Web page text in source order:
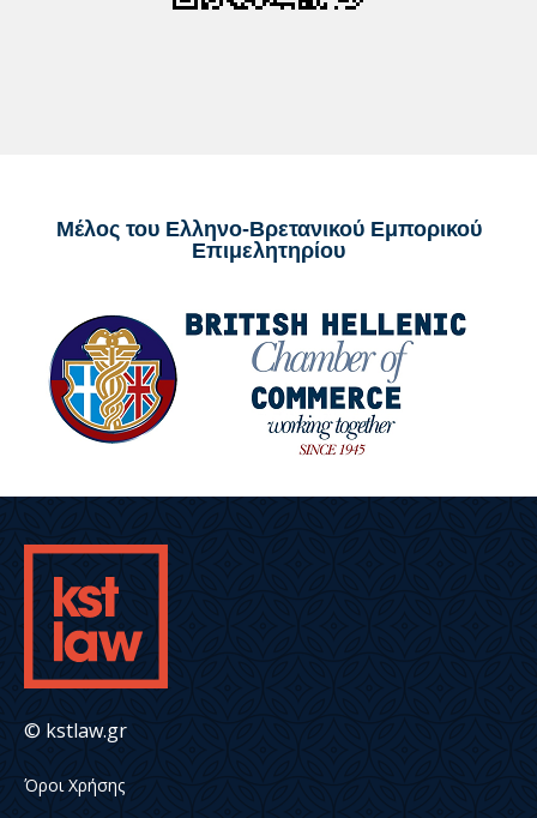
Μέλος του Ελληνο-Βρετανικού Εμπορικού
Επιμελητηρίου
© kstlaw.gr
Όροι Χρήσης